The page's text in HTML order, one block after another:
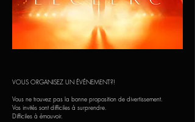
VOUS ORGANISEZ UN ÉVÉNEMENT?!
Vous ne trouvez pas la bonne proposition de divertissement.
Vos invités sont difficiles à surprendre.
Difficiles à émouvoir.